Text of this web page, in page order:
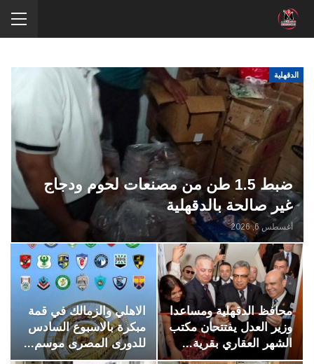
الدقهلية
ضبط 1.5 طن من مصنعات لحوم ودجاج
غير صالحة بالدقهلية
أغسطس 6, 2026
محافظ الدقهلية ومساعدا
وزير العدل يفتتحان مكتب
الشهر العقاري بقرية…
الاهلي والزمالك في قمة
مبكرة بالاسبوع السادس
للدورى المصرى موسم…